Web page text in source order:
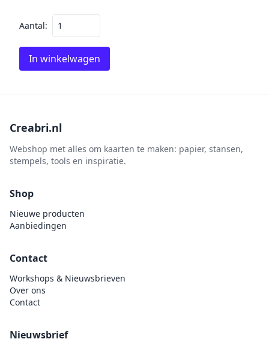
Aantal:
In winkelwagen
Creabri.nl
Webshop met alles om kaarten te maken: papier, stansen,
stempels, tools en inspiratie.
Shop
Nieuwe producten
Aanbiedingen
Contact
Workshops & Nieuwsbrieven
Over ons
Contact
Nieuwsbrief